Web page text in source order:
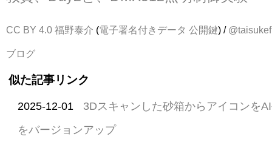
CC BY 4.0 福野泰介 (電子署名付きデータ 公開鍵) / @taisukef
ブログ
似た記事リンク
2025-12-01
3Dスキャンした砂箱からアイコンを
をバージョンアップ